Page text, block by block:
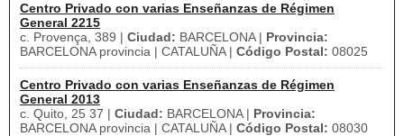
Centro Privado con varias Enseñanzas de Régimen
General 2215
c. Provença, 389 | Ciudad: BARCELONA | Provincia:
BARCELONA provincia | CATALUÑA | Código Postal: 08025
Centro Privado con varias Enseñanzas de Régimen
General 2013
c. Quito, 25 37 | Ciudad: BARCELONA | Provincia:
BARCELONA provincia | CATALUÑA | Código Postal: 08030